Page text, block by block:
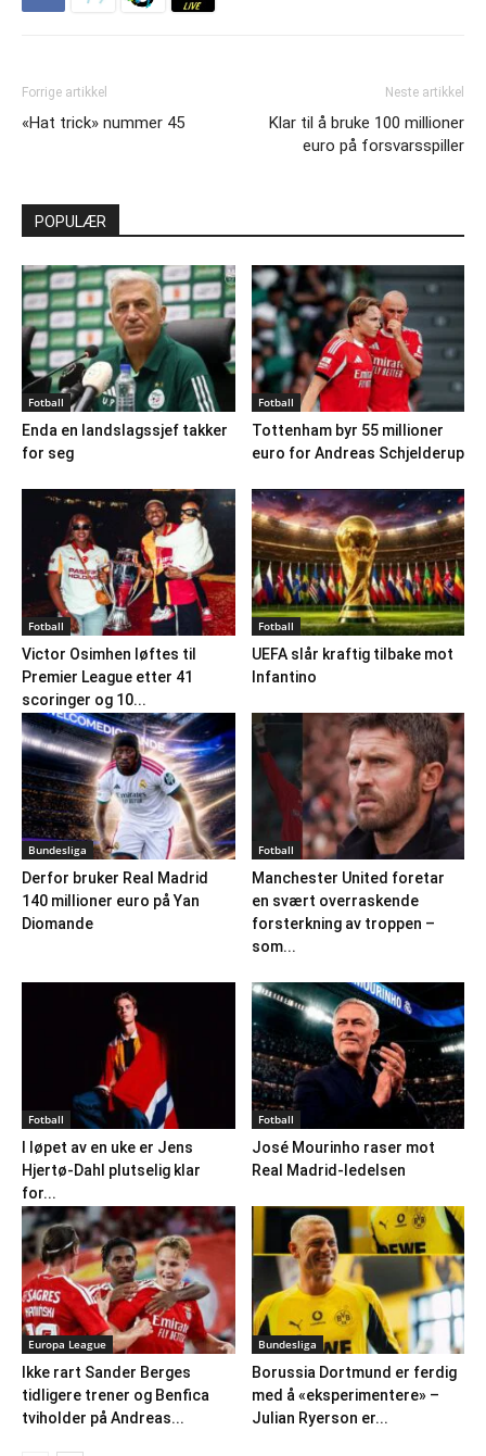
Forrige artikkel
«Hat trick» nummer 45
Neste artikkel
Klar til å bruke 100 millioner
euro på forsvarsspiller
POPULÆR
Fotball
Enda en landslagssjef takker
for seg
Fotball
Tottenham byr 55 millioner
euro for Andreas Schjelderup
Fotball
Victor Osimhen løftes til
Premier League etter 41
scoringer og 10...
Fotball
UEFA slår kraftig tilbake mot
Infantino
Bundesliga
Derfor bruker Real Madrid
140 millioner euro på Yan
Diomande
Fotball
Manchester United foretar
en svært overraskende
forsterkning av troppen –
som...
Fotball
I løpet av en uke er Jens
Hjertø-Dahl plutselig klar
for...
Fotball
José Mourinho raser mot
Real Madrid-ledelsen
Europa League
Ikke rart Sander Berges
tidligere trener og Benfica
tviholder på Andreas...
Bundesliga
Borussia Dortmund er ferdig
med å «eksperimentere» –
Julian Ryerson er...